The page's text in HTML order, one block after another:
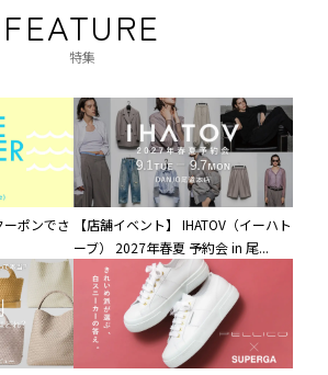
FEATURE
特集
ーポンでさ
【店舗イベント】 IHATOV（イーハト
ーブ） 2027年春夏 予約会 in 尾...